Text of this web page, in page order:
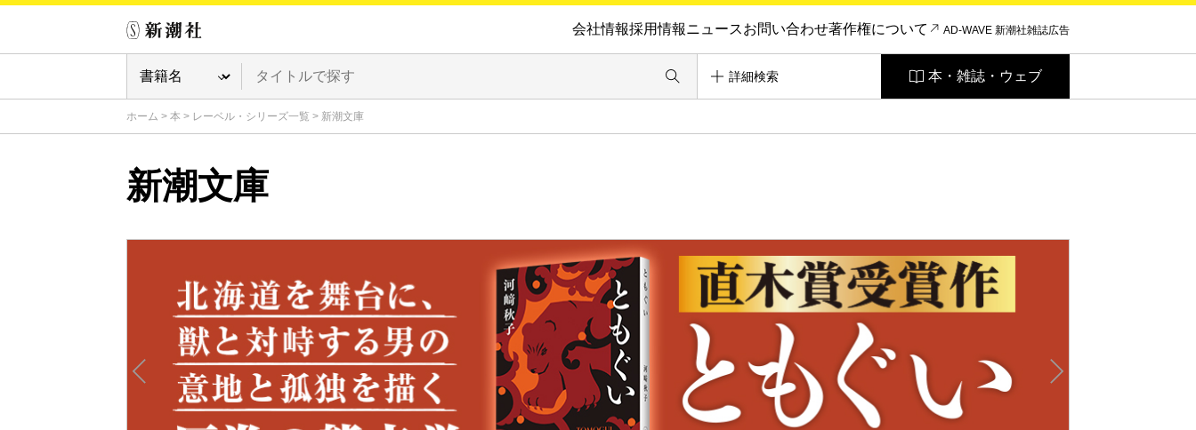
会社情報採用情報ニュースお問い合わせ著作権について AD-WAVE 新潮社雑誌広告
詳細検索 本・雑誌・ウェブ
ホーム > 本 > レーベル・シリーズ一覧 > 新潮文庫
新潮文庫